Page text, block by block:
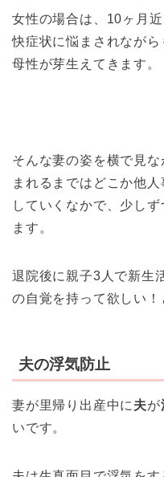
女性の場合は、10ヶ月
快症状に悩まされなが
母性が芽生えてきます。
そんな妻の姿を横で見
まれるまではどこか他
していくなかで、少しず
ます。
退院後に親子3人で新生
の自覚を持って欲しい！
夫の浮気防止
妻が里帰り出産中に 夫が
いです。